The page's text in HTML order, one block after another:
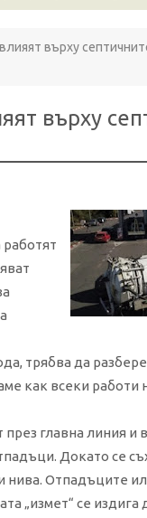
върху
върху
трябва да
как всеки работи
главна линия и
Докато се
Отпадъците
„измет“ се издига